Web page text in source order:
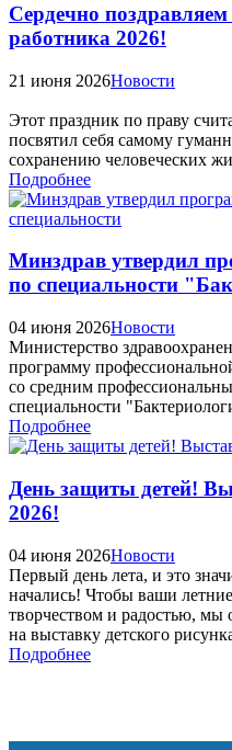
Сердечно
работника 2026!
21 июня 2026Новости
Этот праздник по праву
посвятил себя самому
сохранению человеческих
Подробнее
Минздрав утвердил
по специальности
04 июня 2026Новости
Министерство
программу
со средним
специальности
Подробнее
День защиты детей!
2026!
04 июня 2026Новости
Первый день лета, и это
начались! Чтобы ваши
творчеством и радостью, мы
на выставку детского
Подробнее